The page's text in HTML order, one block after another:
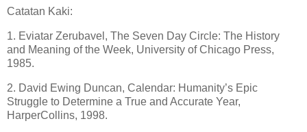
Catatan Kaki:
1. Eviatar Zerubavel, The Seven Day Circle: The History
and Meaning of the Week, University of Chicago Press,
1985.
2. David Ewing Duncan, Calendar: Humanity’s Epic
Struggle to Determine a True and Accurate Year,
HarperCollins, 1998.